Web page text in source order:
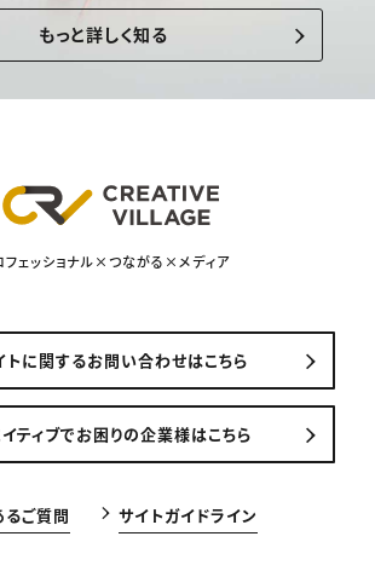
もっと詳しく知る
フェッショナル×つながる×メディア
トに関するお問い合わせはこちら
ティブでお困りの企業様はこちら
るご質問 サイトガイドライン